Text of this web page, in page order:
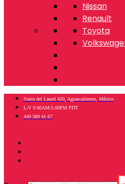
Nissan
Renault
Toyota
Sierra del Laurel 420, Aguascalientes, México
L-V 9:00AM-5:00PM PDT
449 389 41 67